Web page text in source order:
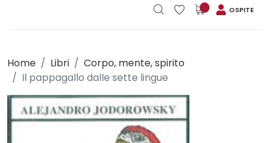
OSPITE
Home Libri
Corpo, mente, spirito
Il pappagallo dalle sette lingue